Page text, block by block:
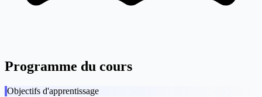
Programme du cours
Objectifs d'apprentissage